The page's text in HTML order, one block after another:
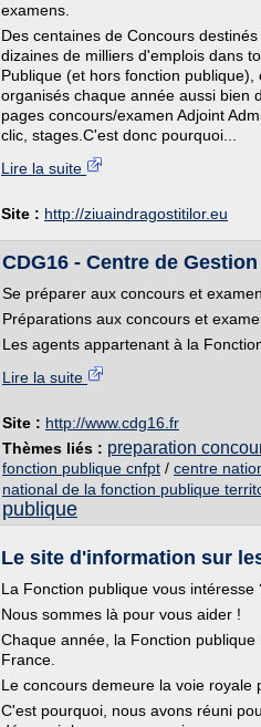
examens.
Des centaines de Concours
dizaines de milliers d'emplois dans
Publique (et hors fonction
organisés chaque année aussi bien
pages concours/examen Adjoint
clic, stages.C'est donc pourquoi...
Lire la suite
Site : http://ziuaindragostitilor.eu
CDG16 - Centre de
Se préparer aux concours et
Préparations aux concours et
Les agents appartenant à la
Lire la suite
Site : http://www.cdg16.fr
Thèmes liés : preparation
fonction publique cnfpt / centre
national de la fonction publique
publique
Le site d'information sur
La Fonction publique vous intéresse
Nous sommes là pour vous aider !
Chaque année, la Fonction
France.
Le concours demeure la voie royale
C'est pourquoi, nous avons réuni